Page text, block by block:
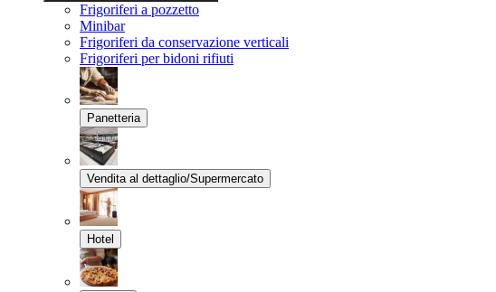
Frigoriferi a pozzetto
Minibar
Frigoriferi da conservazione verticali
Frigoriferi per bidoni rifiuti
Panetteria
Vendita al dettaglio/Supermercato
Hotel